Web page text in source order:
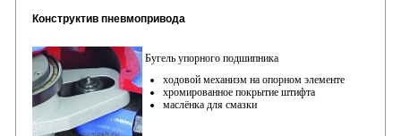
Конструктив пневмопривода
Бугель упорного подшипника
ходовой механизм на опорном элементе
хромированное покрытие штифта
маслёнка для смазки